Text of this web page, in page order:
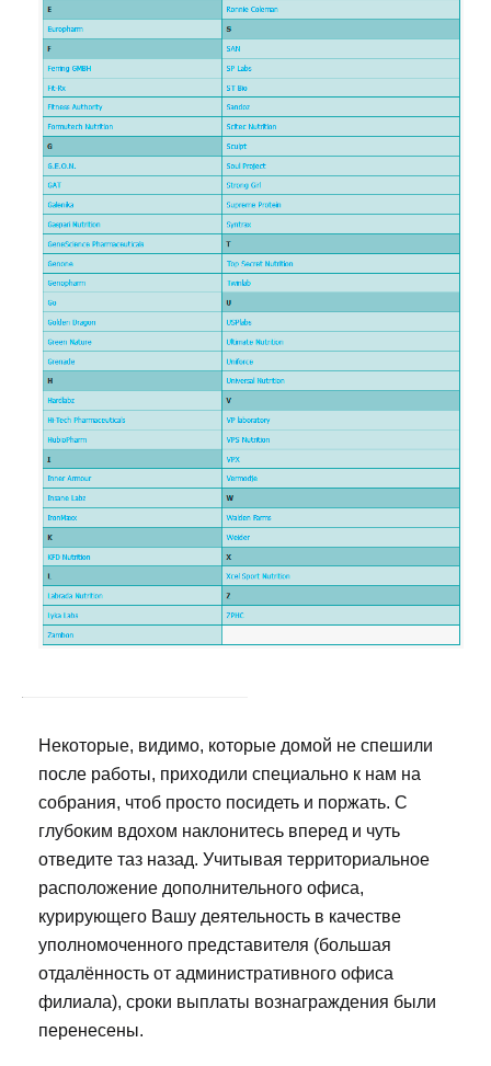
Некоторые, видимо, которые домой не спешили
после работы, приходили специально к нам на
собрания, чтоб просто посидеть и поржать. С
глубоким вдохом наклонитесь вперед и чуть
отведите таз назад. Учитывая территориальное
расположение дополнительного офиса,
курирующего Вашу деятельность в качестве
уполномоченного представителя (большая
отдалённость от административного офиса
филиала), сроки выплаты вознаграждения были
перенесены.